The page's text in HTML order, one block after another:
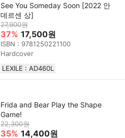
See You Someday Soon [2022 안
데르센 상]
27,900원
37% 17,500원
ISBN : 9781250221100
Hardcover
LEXILE : AD460L
Frida and Bear Play the Shape
Game!
22,300원
35% 14,400원